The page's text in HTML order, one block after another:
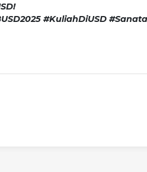
#KuliahDiUSD